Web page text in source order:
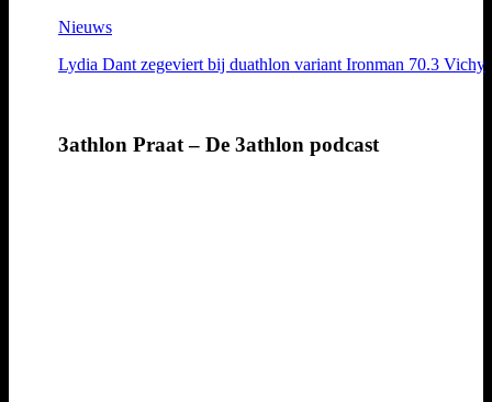
Nieuws
Lydia Dant zegeviert bij duathlon variant Ironman 70.3 Vichy
3athlon Praat – De 3athlon podcast